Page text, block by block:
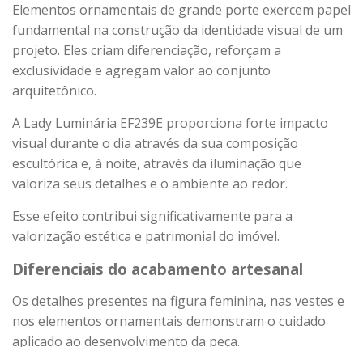
Elementos ornamentais de grande porte exercem papel
fundamental na construção da identidade visual de um
projeto. Eles criam diferenciação, reforçam a
exclusividade e agregam valor ao conjunto
arquitetônico.
A Lady Luminária EF239E proporciona forte impacto
visual durante o dia através da sua composição
escultórica e, à noite, através da iluminação que
valoriza seus detalhes e o ambiente ao redor.
Esse efeito contribui significativamente para a
valorização estética e patrimonial do imóvel.
Diferenciais do acabamento artesanal
Os detalhes presentes na figura feminina, nas vestes e
nos elementos ornamentais demonstram o cuidado
aplicado ao desenvolvimento da peça.